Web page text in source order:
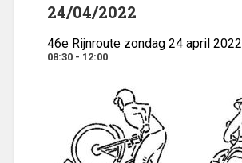
24/04/2022
46e Rijnroute zondag 24 april 2022
08:30 - 12:00